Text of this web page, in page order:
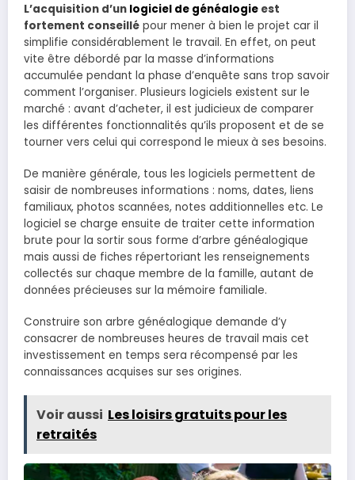
L’acquisition d’un logiciel de généalogie est
fortement conseillé pour mener à bien le projet car il
simplifie considérablement le travail. En effet, on peut
vite être débordé par la masse d’informations
accumulée pendant la phase d’enquête sans trop savoir
comment l’organiser. Plusieurs logiciels existent sur le
marché : avant d’acheter, il est judicieux de comparer
les différentes fonctionnalités qu’ils proposent et de se
tourner vers celui qui correspond le mieux à ses besoins.
De manière générale, tous les logiciels permettent de
saisir de nombreuses informations : noms, dates, liens
familiaux, photos scannées, notes additionnelles etc. Le
logiciel se charge ensuite de traiter cette information
brute pour la sortir sous forme d’arbre généalogique
mais aussi de fiches répertoriant les renseignements
collectés sur chaque membre de la famille, autant de
données précieuses sur la mémoire familiale.
Construire son arbre généalogique demande d’y
consacrer de nombreuses heures de travail mais cet
investissement en temps sera récompensé par les
connaissances acquises sur ses origines.
Voir aussi Les loisirs gratuits pour les
retraités